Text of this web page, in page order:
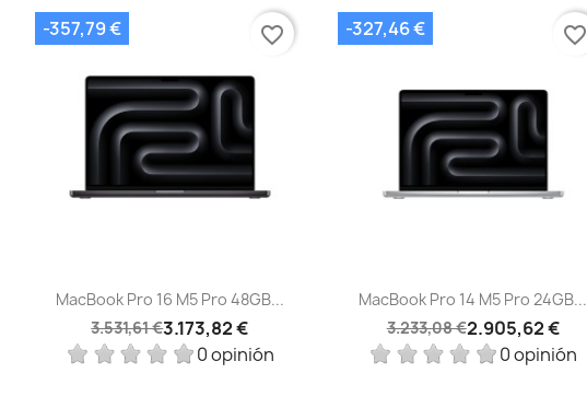
Vista rápida
MacBook Pro 16 M5 Pro 48GB...
3.531,61 €3.173,82 €
0 opinión
-357,79 € favorite_border
Vista rápida
MacBook Pro 14 M5 Pro 24GB...
3.233,08 €2.905,62 €
0 opinión
-327,46 € favorite_border